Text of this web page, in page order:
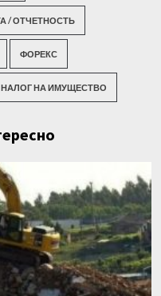
/ ОТЧЕТНОСТЬ
ФОРЕКС
НАЛОГ НА ИМУЩЕСТВО